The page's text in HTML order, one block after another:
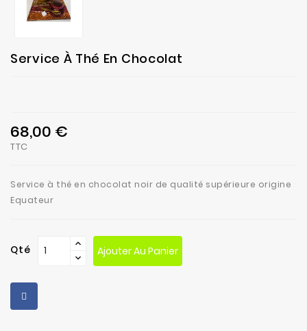
Service À Thé En Chocolat
68,00 €
TTC
Service à thé en chocolat noir de qualité supérieure origine
Equateur
Qté Ajouter Au Panier